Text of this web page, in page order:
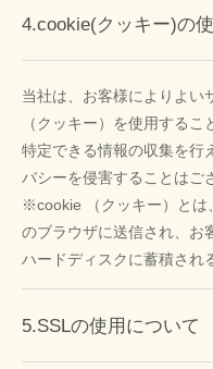
4.cookie(クッキー)の
当社は、お客様によりよい
（クッキー）を使用する
特定できる情報の収集を行
バシーを侵害することはご
※cookie （クッキー）とは
のブラウザに送信され、お
ハードディスクに蓄積され
5.SSLの使用について